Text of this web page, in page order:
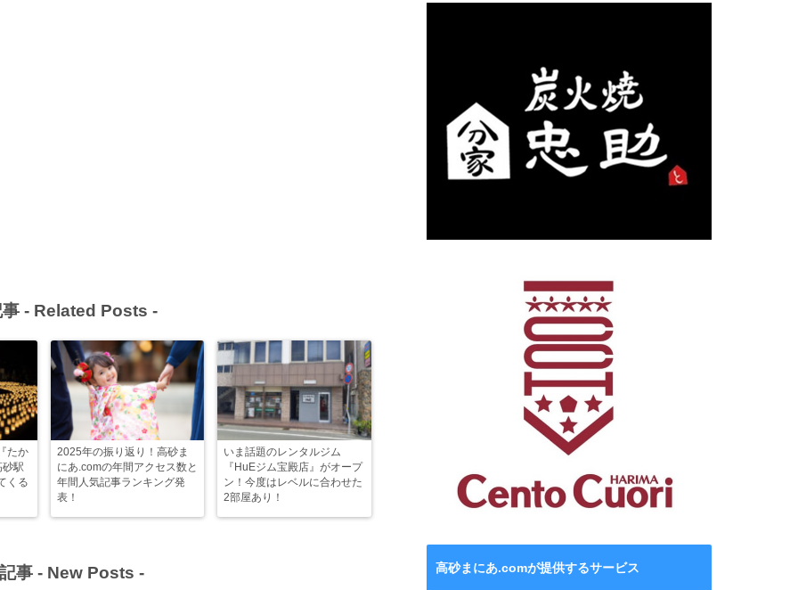
- Related Posts -
たか
駅
くる
2025年の振り返り！高砂ま
にあ.comの年間アクセス数と
年間人気記事ランキング発
表！
いま話題のレンタルジム
『HuEジム宝殿店』がオープ
ン！今度はレベルに合わせた
2部屋あり！
事 - New Posts - 高砂まにあ.comが提供するサービス